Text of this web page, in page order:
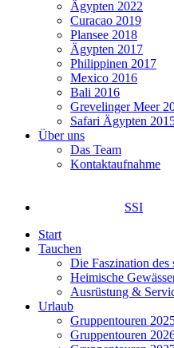
Ägypten 2022
Curacao 2019
Plansee 2018
Ägypten 2017
Philippinen 2017
Mexico 2016
Bali 2016
Grevelinger Meer
Safari Ägypten
Über uns
Das Team
Kontaktaufnahme
SSI
Start
Tauchen
Die Faszination des
Heimische
Ausrüstung &
Urlaub
Gruppentouren
Gruppentouren